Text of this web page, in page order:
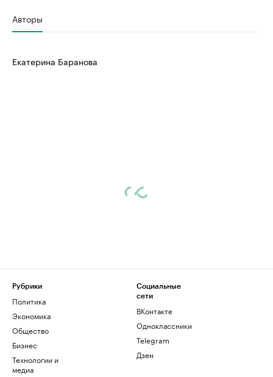
Авторы
Екатерина Баранова
Рубрики
Политика
Экономика
Общество
Бизнес
Технологии и
медиа
Социальные
сети
ВКонтакте
Одноклассники
Telegram
Дзен